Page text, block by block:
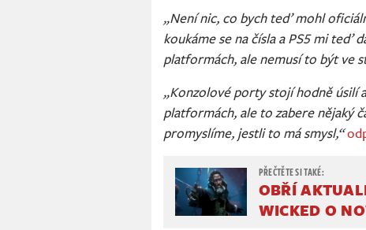
„Není nic, co bych teď mohl
koukáme se na čísla a PS5 mi teď
platformách, ale nemusí to být ve
„Konzolové porty stojí hodně úsilí
platformách, ale to zabere nějaký
promyslíme, jestli to má smysl,“
OBŘÍ
WICKED O